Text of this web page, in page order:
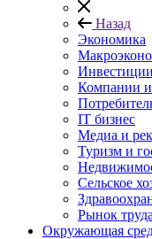
Назад
Экономика
Компании
IT бизнес
Медиа и
Туризм и
Сельское
Рынок труда
Окружающая